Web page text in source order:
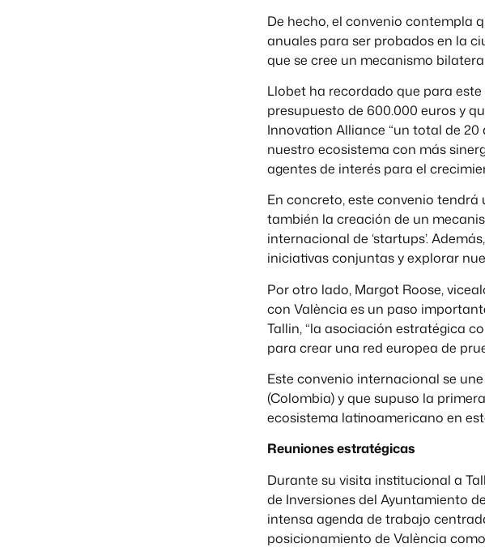
De hecho, el convenio contempla
anuales para ser probados en la
que se cree un mecanismo
Llobet ha recordado que para
presupuesto de 600.000 euros y
Innovation Alliance “un total de
nuestro ecosistema con más
agentes de interés para el
En concreto, este convenio
también la creación de un
internacional de ‘startups’.
iniciativas conjuntas y explorar
Por otro lado, Margot Roose,
con València es un paso
Tallin, “la asociación estratégica
para crear una red europea de
Este convenio internacional se
(Colombia) y que supuso la
ecosistema latinoamericano en
Reuniones estratégicas
Durante su visita institucional a
de Inversiones del Ayuntamiento
intensa agenda de trabajo
posicionamiento de València